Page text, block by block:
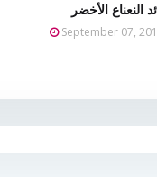
النعناع الأخضر
September 07,